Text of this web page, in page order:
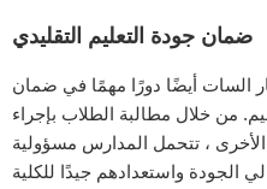
ضمان جودة التعليم التقليدي
السات أيضًا دورًا مهمًا في ضمان
من خلال مطالبة الطلاب بإجراء
الأخرى ، تتحمل المدارس مسؤولية
واستعدادهم جيدًا للكلية